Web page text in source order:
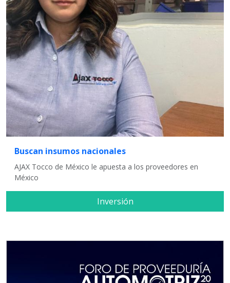
Buscan insumos nacionales
AJAX Tocco de México le apuesta a los proveedores en
México
Inversión